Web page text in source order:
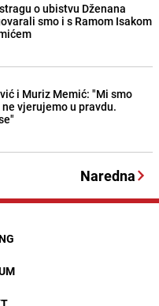
o ubistvu Dženana
smo i s Ramom Isakom
i Muriz Memić: "Mi smo
vjerujemo u pravdu.
Naredna